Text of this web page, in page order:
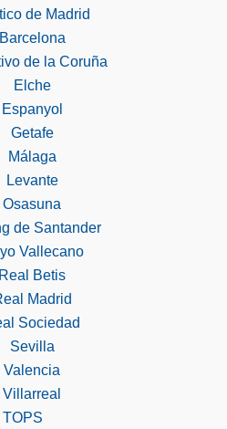
de Madrid
Barcelona
de la Coruña
Elche
Espanyol
Getafe
Málaga
Levante
Osasuna
de Santander
Vallecano
Real Betis
Madrid
Sociedad
Sevilla
Valencia
Villarreal
TOPS